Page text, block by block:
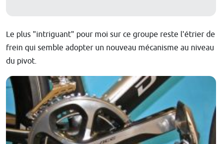
Le plus "intriguant" pour moi sur ce groupe reste l'étrier de
frein qui semble adopter un nouveau mécanisme au niveau
du pivot.